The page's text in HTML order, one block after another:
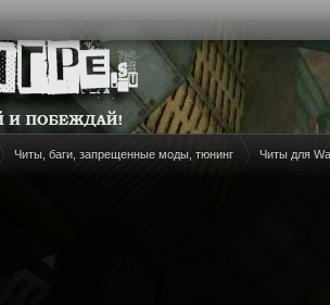
Читы, баги, запрещенные моды, тюнинг Читы для